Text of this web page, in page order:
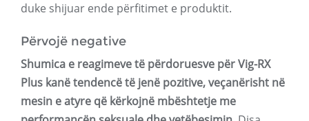
duke shijuar ende përfitimet e produktit.
Përvojë negative
Shumica e reagimeve të përdoruesve për Vig-RX
Plus kanë tendencë të jenë pozitive, veçanërisht në
mesin e atyre që kërkojnë mbështetje me